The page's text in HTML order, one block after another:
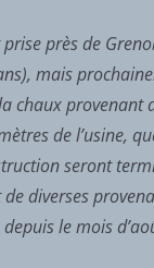
près de
mais
chaux provenant
de l’usine,
seront
diverses
le mois